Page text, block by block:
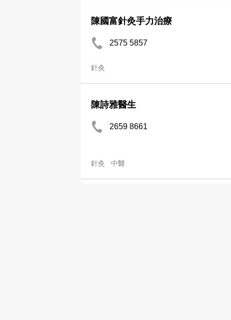
陳國富針灸手力治療
2575 5857
針灸
陳詩雅醫生
2659 8661
針灸 中醫